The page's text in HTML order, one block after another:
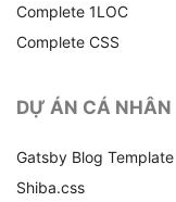
Complete 1LOC
Complete CSS
DỰ ÁN CÁ NHÂN
Gatsby Blog Template
Shiba.css